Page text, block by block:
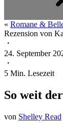
« Romane &
Rezension von
・
24. September
・
5 Min. Lesezeit
So weit
von Shelley Read